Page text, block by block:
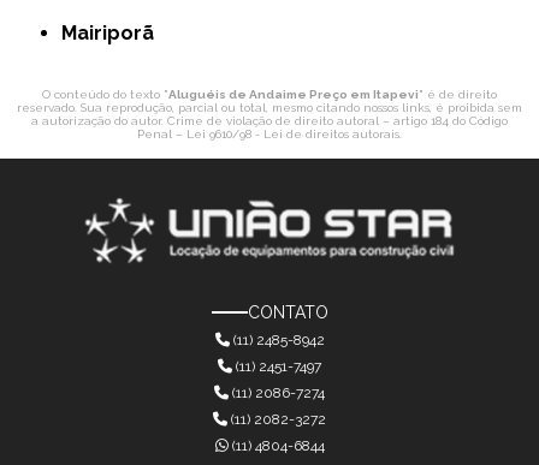
Mairiporã
O conteúdo do texto "Aluguéis de Andaime Preço em Itapevi" é de direito
reservado. Sua reprodução, parcial ou total, mesmo citando nossos links, é proibida sem
a autorização do autor. Crime de violação de direito autoral – artigo 184 do Código
Penal – Lei 9610/98 - Lei de direitos autorais
CONTATO
(11) 2485-8942
(11) 2451-7497
(11) 2086-7274
(11) 4804-6844
(11) 2082-3272